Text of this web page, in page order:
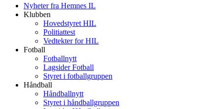
Nyheter fra Hemnes IL
Klubben
Hovedstyret HIL
Politiattest
Vedtekter for HIL
Fotball
Fotballnytt
Lagsider Fotball
Styret i fotballgruppen
Håndball
Håndballnytt
Styret i håndballgruppen